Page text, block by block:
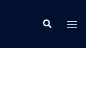
Search